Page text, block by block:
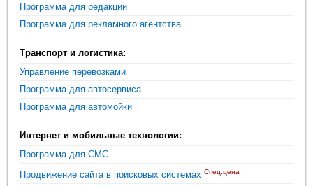
Программа для редакции
Программа для рекламного агентства
Транспорт и логистика:
Управление перевозками
Программа для автосервиса
Программа для автомойки
Интернет и мобильные технологии:
Программа для СМС
Продвижение сайта в поисковых системах Спец.цена